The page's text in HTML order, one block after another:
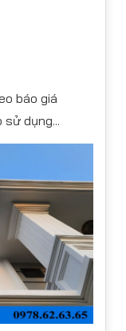
báo giá
sử dụng...